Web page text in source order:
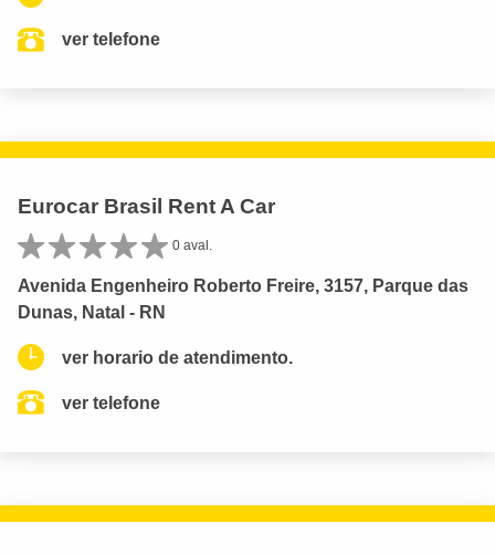
ver telefone
Eurocar Brasil Rent A Car
0 aval.
Avenida Engenheiro Roberto Freire, 3157, Parque das
Dunas, Natal - RN
ver horario de atendimento.
ver telefone